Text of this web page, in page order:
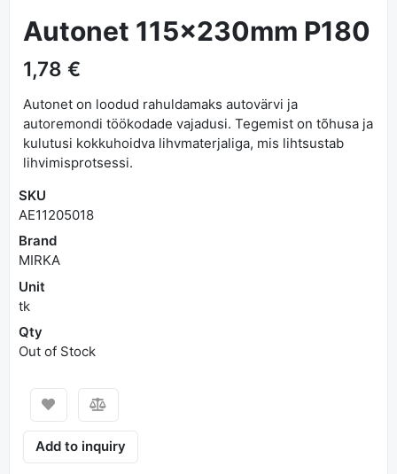
Autonet 115x230mm P180
1,78 €
Autonet on loodud rahuldamaks autovärvi ja
autoremondi töökodade vajadusi. Tegemist on tõhusa ja
kulutusi kokkuhoidva lihvmaterjaliga, mis lihtsustab
lihvimisprotsessi.
SKU
AE11205018
Brand
MIRKA
Unit
tk
Qty
Out of Stock
Add to inquiry